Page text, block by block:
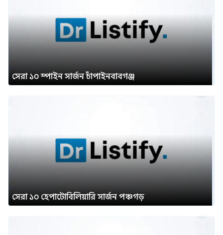
সেরা ১০ স্পাইন সার্জন চাঁপাইনবাবগঞ্জ
সেরা ১০ হেপাটোবিলিয়ারি সার্জন পঞ্চগড়